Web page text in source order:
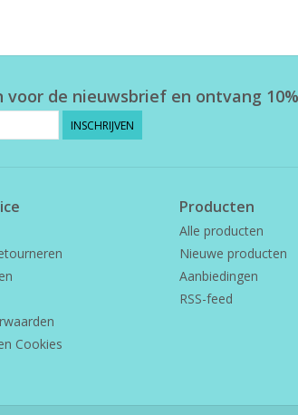
voor de nieuwsbrief en ontvang
INSCHRIJVEN
Cookies
Producten
Alle producten
Nieuwe producten
Aanbiedingen
RSS-feed